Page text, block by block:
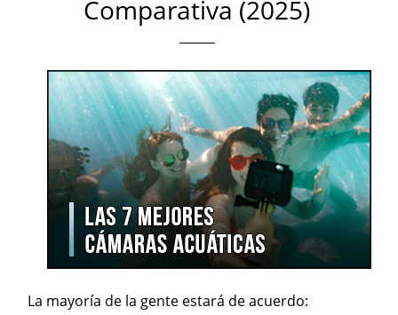
Comparativa (2025)
La mayoría de la gente estará de acuerdo: